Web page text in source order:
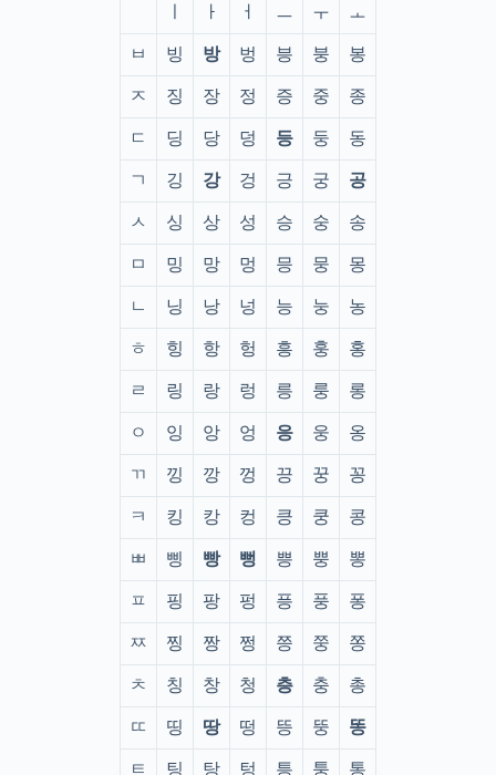
ㅏ ㅓ ㅡ ㅜ ㅗ
ㅂ 빙 방 벙 븡 붕 봉
ㅈ 징 장 정 증 중 종
ㄷ 딩 당 덩 등 둥 동
ㄱ 깅 강 겅 긍 궁 공
ㅅ 싱 상 성 승 숭 송
ㅁ 밍 망 멍 믕 뭉 몽
ㄴ 닝 낭 넝 능 눙 농
ㅎ 힝 항 헝 흥 훙 홍
ㄹ 링 랑 렁 릉 룽 롱
ㅇ 잉 앙 엉 응 웅 옹
ㄲ 낑 깡 껑 끙 꿍 꽁
ㅋ 킹 캉 컹 킁 쿵 콩
ㅃ 삥 빵 뻥 쁭 뿡 뽕
ㅍ 핑 팡 펑 픙 풍 퐁
ㅉ 찡 짱 쩡 쯩 쭝 쫑
ㅊ 칭 창 청 층 충 총
ㄸ 띵 땅 떵 뜽 뚱 똥
ㅌ 팅 탕 텅 틍 퉁 통